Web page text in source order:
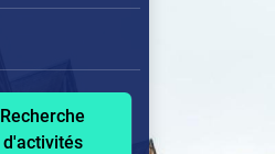
Recherche
d'activités